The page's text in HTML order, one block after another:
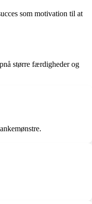
som motivation til at
større færdigheder og